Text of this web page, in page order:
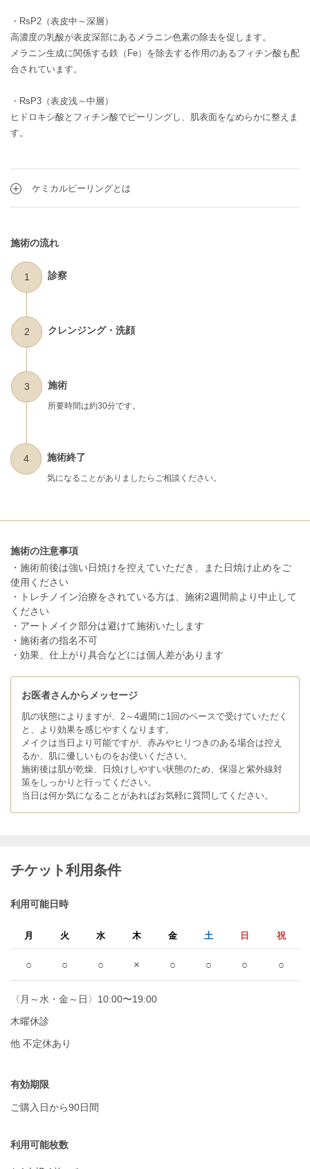
・RsP2（表皮中～深層）
高濃度の乳酸が表皮深部にあるメラニン色素の除去を促します。
メラニン生成に関係する鉄（Fe）を除去する作用のあるフィチン酸も配
合されています。
・RsP3（表皮浅～中層）
ヒドロキシ酸とフィチン酸でピーリングし、肌表面をなめらかに整えま
す。
ケミカルピーリングとは
施術の流れ
1 診察
2 クレンジング・洗顔
3 施術
所要時間は約30分です。
4 施術終了
気になることがありましたらご相談ください。
施術の注意事項
・施術前後は強い日焼けを控えていただき、また日焼け止めをご
使用ください
・トレチノイン治療をされている方は、施術2週間前より中止して
ください
・アートメイク部分は避けて施術いたします
・施術者の指名不可
・効果、仕上がり具合などには個人差があります
お医者さんからメッセージ
肌の状態によりますが、2～4週間に1回のペースで受けていただく
と、より効果を感じやすくなります。
メイクは当日より可能ですが、赤みやヒリつきのある場合は控え
るか、肌に優しいものをお使いください。
施術後は肌が乾燥、日焼けしやすい状態のため、保湿と紫外線対
策をしっかりと行ってください。
当日は何か気になることがあればお気軽に質問してください。
チケット利用条件
利用可能日時
月 火 水 木 金 土 日 祝
○ ○ ○ × ○ ○ ○ ○
〈月～水・金～日〉10:00〜19:00
木曜休診
他 不定休あり
有効期限
ご購入日から90日間
利用可能枚数